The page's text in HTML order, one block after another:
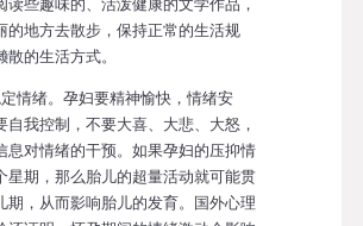
读些趣味的、活泼健康的文学作品，
的地方去散步，保持正常的生活规
散的生活方式。
绪。孕妇要精神愉快，情绪安
自我控制，不要大喜、大悲、大怒，
息对情绪的干预。如果孕妇的压抑情
星期，那么胎儿的超量活动就可能贯
期，从而影响胎儿的发育。国外心理